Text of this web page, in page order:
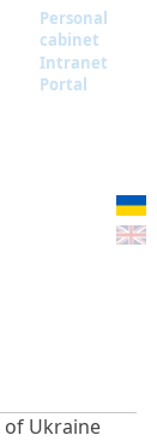
Personal
cabinet
Intranet
Portal
of Ukraine